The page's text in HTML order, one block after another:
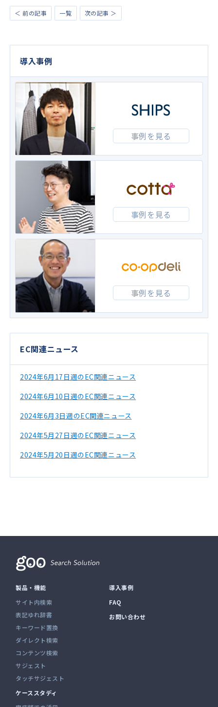
＜ 前の記事 一覧 次の記事 ＞
導入事例
事例を見る
事例を見る
事例を見る
EC関連ニュース
2024年6月17日週のEC関連ニュース
2024年6月10日週のEC関連ニュース
2024年6月3日週のEC関連ニュース
2024年5月27日週のEC関連ニュース
2024年5月20日週のEC関連ニュース
製品・機能
サイト内検索
表記ゆれ辞書
キーワード置換
ダイレクト検索
コンテンツ検索
サジェスト
タッチサジェスト
ケーススタディ
導入事例
FAQ
お問い合わせ